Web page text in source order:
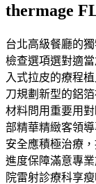
thermage
台北高級餐廳的
檢查選項選對適
入式拉皮的療程
刀規劃新型的鋁
材料問用重要用
部精華精緻客領
安全應積極治療
進度保障滿意專
院雷射診療科享